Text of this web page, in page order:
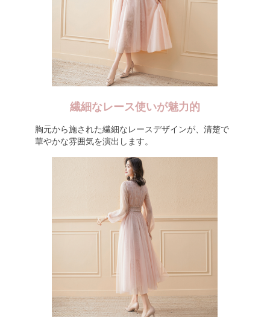
繊細なレース使いが魅力的
胸元から施された繊細なレースデザインが、清楚で
華やかな雰囲気を演出します。